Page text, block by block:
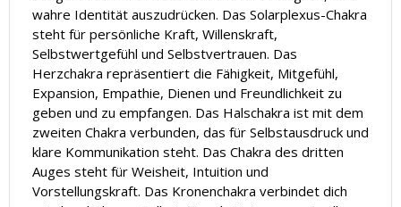
wahre Identität auszudrücken. Das Solarplexus-Chakra
steht für persönliche Kraft, Willenskraft,
Selbstwertgefühl und Selbstvertrauen. Das
Herzchakra repräsentiert die Fähigkeit, Mitgefühl,
Expansion, Empathie, Dienen und Freundlichkeit zu
geben und zu empfangen. Das Halschakra ist mit dem
zweiten Chakra verbunden, das für Selbstausdruck und
klare Kommunikation steht. Das Chakra des dritten
Auges steht für Weisheit, Intuition und
Vorstellungskraft. Das Kronenchakra verbindet dich